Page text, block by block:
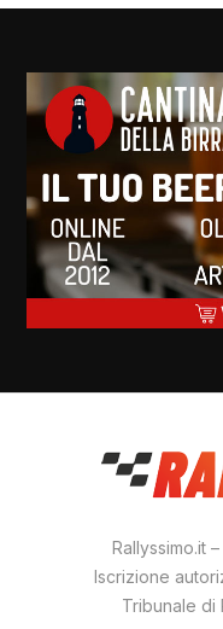
Rallyssimo.it
Iscrizione
Tribunale di